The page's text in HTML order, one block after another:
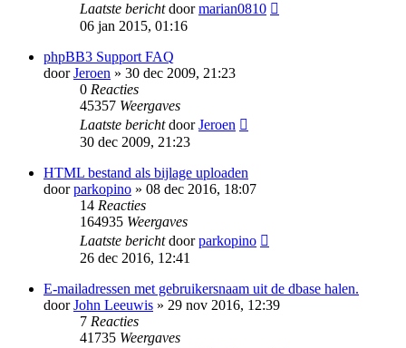
Laatste berichtdoormarian0810
06 jan 2015, 01:16
phpBB3 Support FAQ
doorJeroen » 30 dec 2009, 21:23
0 Reacties
45357 Weergaves
Laatste berichtdoorJeroen
30 dec 2009, 21:23
HTML bestand als bijlage uploaden
doorparkopino » 08 dec 2016, 18:07
14 Reacties
164935 Weergaves
Laatste berichtdoorparkopino
26 dec 2016, 12:41
E-mailadressen met gebruikersnaam uit de dbase halen.
doorJohn Leeuwis » 29 nov 2016, 12:39
7 Reacties
41735 Weergaves